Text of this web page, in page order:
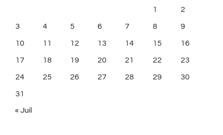
1 2
3 4 5 6 7 8 9
10 11 12 13 14 15 16
17 18 19 20 21 22 23
24 25 26 27 28 29 30
31
« Juil